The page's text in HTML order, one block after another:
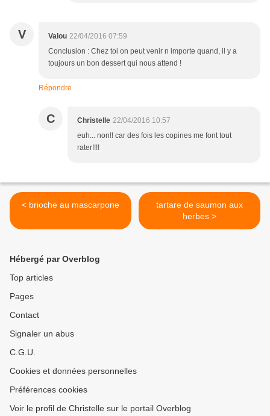
V Valou 22/04/2016 07:59
Conclusion : Chez toi on peut venir n importe quand, il y a
toujours un bon dessert qui nous attend !
Répondre
C Christelle 22/04/2016 10:57
euh... non!! car des fois les copines me font tout
rater!!!!
< brioche au mascarpone
tartare de saumon aux
herbes >
Hébergé par Overblog
Top articles
Pages
Contact
Signaler un abus
C.G.U.
Cookies et données personnelles
Préférences cookies
Voir le profil de Christelle sur le portail Overblog